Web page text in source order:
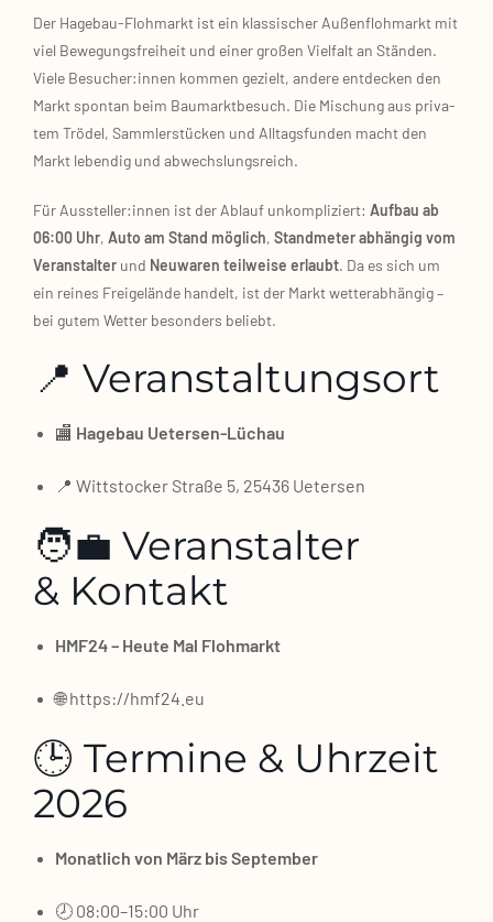
Der Hagebau‑Flohmarkt ist ein klas­si­scher Außen­floh­markt mit
viel Bewe­gungs­frei­heit und einer gro­ßen Viel­falt an Stän­den.
Vie­le Besucher:innen kom­men gezielt, ande­re ent­de­cken den
Markt spon­tan beim Bau­markt­be­such. Die Mischung aus pri­va­
tem Trö­del, Samm­ler­stü­cken und All­tags­fun­den macht den
Markt leben­dig und abwechs­lungs­reich.
Für Aussteller:innen ist der Ablauf unkom­pli­ziert: Auf­bau ab
06:00 Uhr, Auto am Stand mög­lich, Stand­me­ter abhän­gig vom
Ver­an­stal­ter und Neu­wa­ren teil­wei­se erlaubt. Da es sich um
ein rei­nes Frei­ge­län­de han­delt, ist der Markt wet­ter­ab­hän­gig –
bei gutem Wet­ter beson­ders beliebt.
📍 Veranstaltungsort
🏬 Hage­bau Uetersen‑Lüchau
📍 Witt­sto­cker Stra­ße 5, 25436 Ueter­sen
🧑‍💼 Veranstalter
& Kontakt
HMF24 – Heu­te Mal Floh­markt
🌐https://hmf24.eu
🕒 Termine & Uhrzeit
2026
Monat­lich von März bis Sep­tem­ber
🕗 08:00–15:00 Uhr